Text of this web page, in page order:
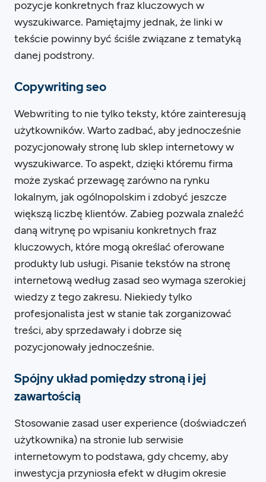
pozycje konkretnych fraz kluczowych w
wyszukiwarce. Pamiętajmy jednak, że linki w
tekście powinny być ściśle związane z tematyką
danej podstrony.
Copywriting seo
Webwriting to nie tylko teksty, które zainteresują
użytkowników. Warto zadbać, aby jednocześnie
pozycjonowały stronę lub sklep internetowy w
wyszukiwarce. To aspekt, dzięki któremu firma
może zyskać przewagę zarówno na rynku
lokalnym, jak ogólnopolskim i zdobyć jeszcze
większą liczbę klientów. Zabieg pozwala znaleźć
daną witrynę po wpisaniu konkretnych fraz
kluczowych, które mogą określać oferowane
produkty lub usługi. Pisanie tekstów na stronę
internetową według zasad seo wymaga szerokiej
wiedzy z tego zakresu. Niekiedy tylko
profesjonalista jest w stanie tak zorganizować
treści, aby sprzedawały i dobrze się
pozycjonowały jednocześnie.
Spójny układ pomiędzy stroną i jej
zawartością
Stosowanie zasad user experience (doświadczeń
użytkownika) na stronie lub serwisie
internetowym to podstawa, gdy chcemy, aby
inwestycja przyniosła efekt w długim okresie